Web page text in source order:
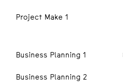
Project Make 1
Business Planning 1
Business Planning 2